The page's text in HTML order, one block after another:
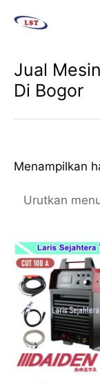
Jual
Di Bogor
Menampilkan